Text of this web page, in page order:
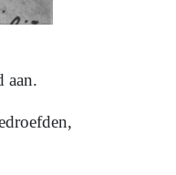
aan.